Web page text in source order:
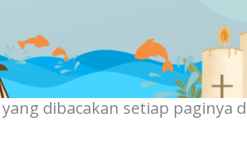
dibacakan setiap paginya